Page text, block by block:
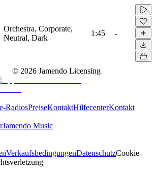
Orchestra, Corporate,
Neutral, Dark
1:45 -
© 2026 Jamendo Licensing
RadiosPreiseKontaktHilfecenterKontakt
Jamendo Music
VerkaufsbedingungenDatenschutzCookie-